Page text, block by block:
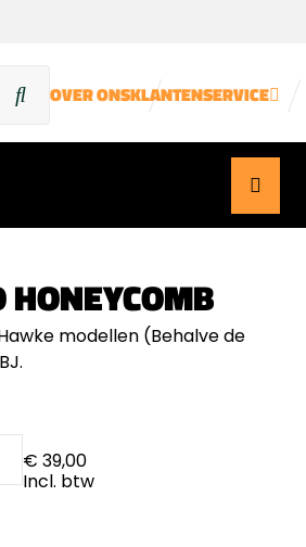
OVER ONSKLANTENSERVICE
modellen (Behalve de
€ 39,00
Incl. btw